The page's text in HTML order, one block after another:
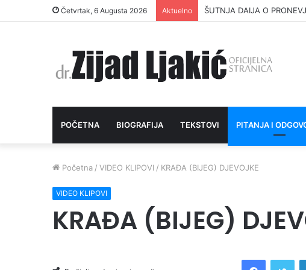
Četvrtak, 6 Augusta 2026 Aktuelno ŠUTNJA DAIJA O
POČETNA BIOGRAFIJA TEKSTOVI PITANJA I
Početna / VIDEO KLIPOVI / KRAĐA (BIJEG) DJEVOJKE
VIDEO KLIPOVI
KRAĐA (BIJEG)